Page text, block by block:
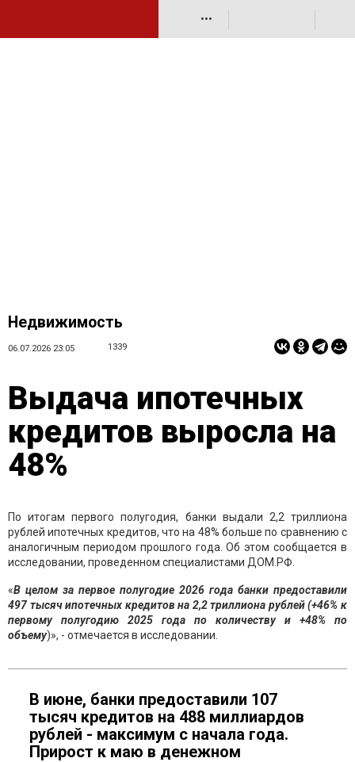
•••
Недвижимость
06.07.2026 23:05 1339
Выдача ипотечных
кредитов выросла на
48%
По итогам первого полугодия, банки выдали 2,2 триллиона
рублей ипотечных кредитов, что на 48% больше по сравнению с
аналогичным периодом прошлого года. Об этом сообщается в
исследовании, проведенном специалистами ДОМ.РФ.
«В целом за первое полугодие 2026 года банки предоставили
497 тысяч ипотечных кредитов на 2,2 триллиона рублей (+46% к
первому полугодию 2025 года по количеству и +48% по
объему)», - отмечается в исследовании.
В июне, банки предоставили 107
тысяч кредитов на 488 миллиардов
рублей - максимум с начала года.
Прирост к маю в денежном